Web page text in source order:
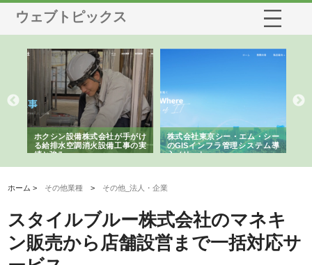
ウェブトピックス
ホクシン設備株式会社が手がけ
る給排水空調消火設備工事の実
績と強み
株式会社東京シー・エム・シー
のGISインフラ管理システム導
入メリット
ホーム > その他業種 > その他_法人・企業
スタイルブルー株式会社のマネキ
ン販売から店舗設営まで一括対応サ